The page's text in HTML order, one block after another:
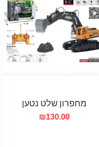
מחפרון שלט נטען
₪130.00